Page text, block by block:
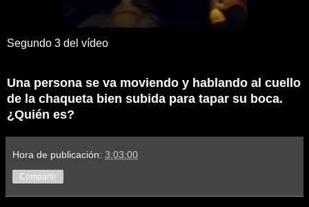
Segundo 3 del vídeo
Una persona se va moviendo y hablando al cuello
de la chaqueta bien subida para tapar su boca.
¿Quién es?
Hora de publicación: 3:03:00
Compartir